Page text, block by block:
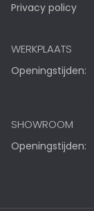
Privacy policy
WERKPLAATS
Openingstijden:
SHOWROOM
Openingstijden: